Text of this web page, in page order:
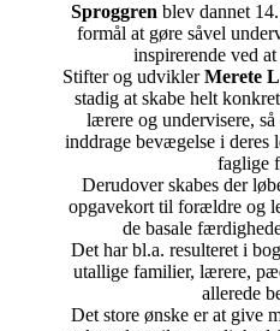
Sproggren blev dannet
formål at gøre såvel
inspirerende ved
Stifter og udviklerMerete
stadig at skabe helt
lærere og undervisere,
inddrage bevægelse i deres
faglige
Derudover skabes der
opgavekort til forældre og
de basale
Det har bl.a. resulteret i
utallige familier, lærere,
allerede
Det store ønske er at give